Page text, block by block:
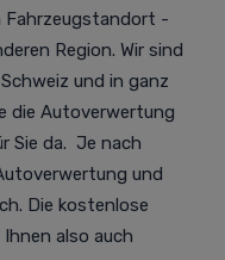
Fahrzeugstandort -
Region. Wir sind
und in ganz
die Autoverwertung
Sie da. Je nach
und
Die kostenlose
also auch